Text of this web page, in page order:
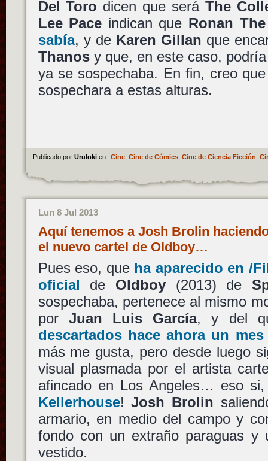
Del Toro dicen que seráThe
Lee Pace indican que Ronan
sabía, y de Karen Gillan que
Thanosy que, en este caso,
ya se sospechaba. En fin, creo
sospechara a estas alturas.
Publicado por Uruloki en Cine, Cine de Cómics, Cine de Ciencia Ficción
Lun 8 Jul 2013
Aquí tenemos a Josh Brolin
el nuevo cartel de Oldboy…
Pues eso, que ha aparecido en /
oficial de Oldboy(2013) de
sospechaba, pertenece al mismo
por Juan Luis García, y del
descartados hace ahora un
más me gusta, pero desde luego
visual plasmada por el artista
afincado en Los Angeles… eso
Kellerhouse!Josh Brolin
armario, en medio del campo y
fondo con un extraño paraguas y
vestido.